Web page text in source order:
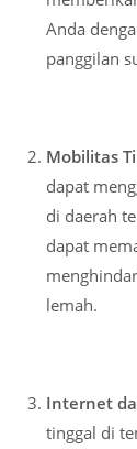
Anda
panggilan
Mobilitas
dapat
di daerah
dapat
lemah.
Internet
tinggal di